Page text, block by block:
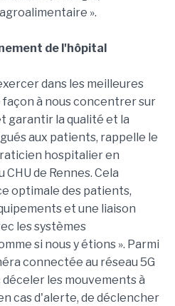
».
de l'hôpital
dans les meilleures
à nous concentrer sur
garantir la qualité et la
aux patients, rappelle le
hospitalier en
de Rennes. Cela
optimale des patients,
et une liaison
les systèmes
si nous y étions ». Parmi
connectée au réseau 5G
les mouvements à
cas d'alerte, de déclencher